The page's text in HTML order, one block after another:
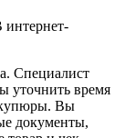
Специалист
уточнить время
купюры. Вы
документы,